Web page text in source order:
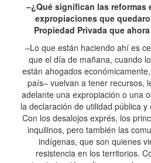
–¿Qué significan las reformas
expropiaciones que
Propiedad Privada que
–Lo que están haciendo ahí es
que el día de mañana, cuando
están ahogados
país– vuelvan a tener recursos,
adelante una expropiación o una
la declaración de utilidad pública
Con los desalojos exprés, los
inquilinos, pero también las
indígenas, que son quienes
resistencia en los territorios.